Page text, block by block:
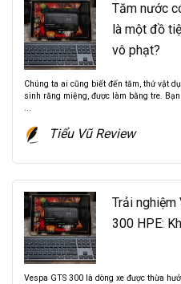
Tăm nước
là một đồ
vô phạt?
Chúng ta ai cũng biết đến tăm, thứ vật
sinh răng miệng, được làm bằng tre.
...
Tiểu Vũ Review
Trải nghiệm
300 HPE:
Vespa GTS 300 là dòng xe được thừa